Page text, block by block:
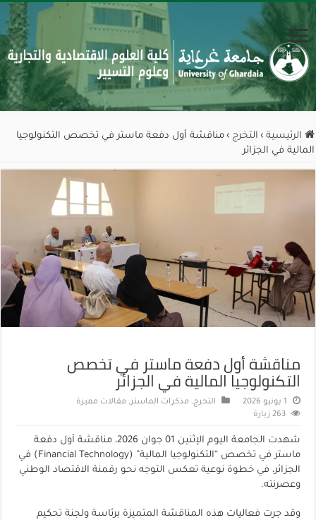
الرئيسية › التخرج › مناقشة أول دفعة ماستر في تخصص التكنولوجيا
المالية في الجزائر
مناقشة أول دفعة ماستر في تخصص
التكنولوجيا المالية في الجزائر
1 يونيو 2026 التخرج, مذكرات الماستر, مقالات مميزة
263 زيارة
شهدت الجامعة اليوم الإثنين 01 جوان 2026، مناقشة أول دفعة
ماستر في تخصص “التكنولوجيا المالية” (Financial Technology) في
الجزائر، في خطوة نوعية تعكس التوجه نحو رقمنة الاقتصاد الوطني
وعصرنته.
وقد جرت فعاليات هذه المناقشة المتميزة برئاسة ولجنة تحكيم